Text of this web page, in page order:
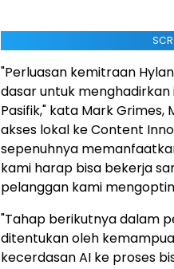
"Perluasan kemitraan
dasar untuk menghadirkan
Pasifik," kata Mark Grimes,
akses lokal ke Content
sepenuhnya
kami harap bisa bekerja
pelanggan kami
"Tahap berikutnya dalam
ditentukan oleh
kecerdasan AI ke proses